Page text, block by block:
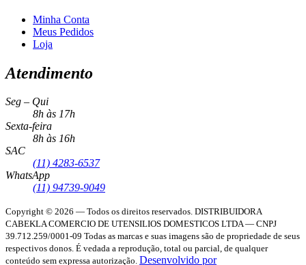
Minha Conta
Meus Pedidos
Loja
Atendimento
Seg – Qui
8h às 17h
Sexta-feira
8h às 16h
SAC
(11) 4283-6537
WhatsApp
(11) 94739-9049
Copyright © 2026 — Todos os direitos reservados. DISTRIBUIDORA
CABEKLA COMERCIO DE UTENSILIOS DOMESTICOS LTDA — CNPJ
39.712.259/0001-09 Todas as marcas e suas imagens são de propriedade de seus
respectivos donos. É vedada a reprodução, total ou parcial, de qualquer
conteúdo sem expressa autorização. Desenvolvido por